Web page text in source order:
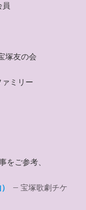
塚友の会
ミリー
をご参考、
– 宝塚歌劇チケ